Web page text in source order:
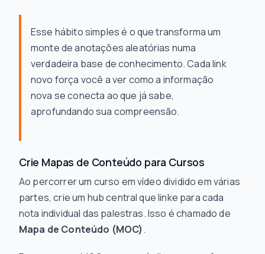
Esse hábito simples é o que transforma um
monte de anotações aleatórias numa
verdadeira base de conhecimento. Cada link
novo força você a ver como a informação
nova se conecta ao que já sabe,
aprofundando sua compreensão.
Crie Mapas de Conteúdo para Cursos
Ao percorrer um curso em vídeo dividido em várias
partes, crie um hub central que linke para cada
nota individual das palestras. Isso é chamado de
Mapa de Conteúdo (MOC).